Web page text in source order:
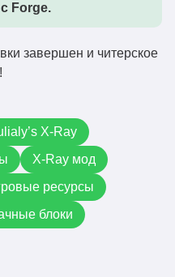
Forge.
завершен и читерское
X-Ray
X-Ray мод
ресурсы
блоки